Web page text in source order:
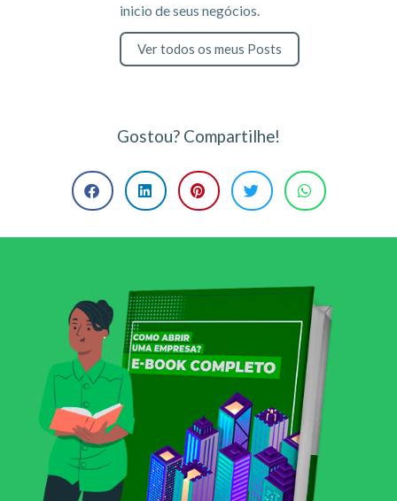
inicio de seus negócios.
Ver todos os meus Posts
Gostou? Compartilhe!